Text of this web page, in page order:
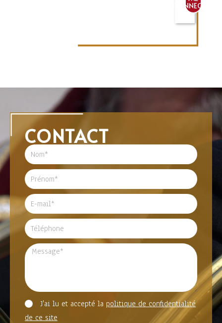
CONNECTER
CONTACT
J'ai lu et accepté la politique de confidentialité
de ce site